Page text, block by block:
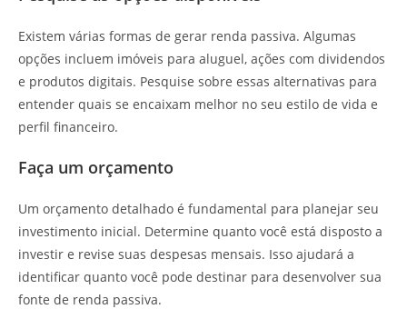
Existem várias formas de gerar renda passiva. Algumas
opções incluem imóveis para aluguel, ações com dividendos
e produtos digitais. Pesquise sobre essas alternativas para
entender quais se encaixam melhor no seu estilo de vida e
perfil financeiro.
Faça um orçamento
Um orçamento detalhado é fundamental para planejar seu
investimento inicial. Determine quanto você está disposto a
investir e revise suas despesas mensais. Isso ajudará a
identificar quanto você pode destinar para desenvolver sua
fonte de renda passiva.